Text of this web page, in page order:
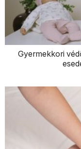
Gyermekkori